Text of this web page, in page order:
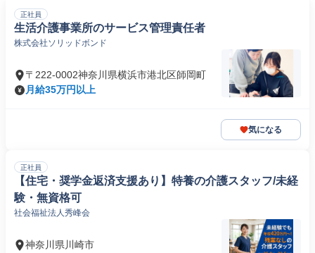
正社員
生活介護事業所のサービス管理責任者
株式会社ソリッドボンド
〒222-0002神奈川県横浜市港北区師岡町
月給35万円以上
気になる
正社員
【住宅・奨学金返済支援あり】特養の介護スタッフ/未経
験・無資格可
社会福祉法人秀峰会
神奈川県川崎市